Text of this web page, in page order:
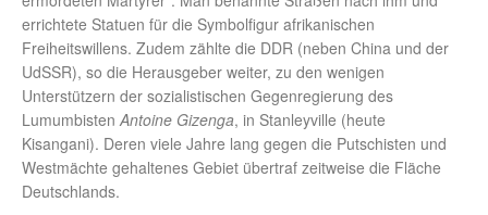
errichtete Statuen für die Symbolfigur afrikanischen
Freiheitswillens. Zudem zählte die DDR (neben China und der
UdSSR), so die Herausgeber weiter, zu den wenigen
Unterstützern der sozialistischen Gegenregierung des
LumumbistenAntoine Gizenga, in Stanleyville (heute
Kisangani). Deren viele Jahre lang gegen die Putschisten und
Westmächte gehaltenes Gebiet übertraf zeitweise die Fläche
Deutschlands.